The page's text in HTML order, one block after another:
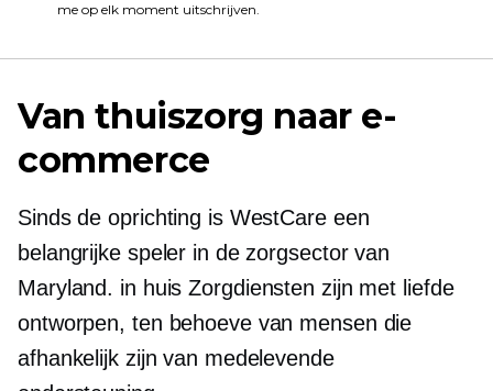
me op elk moment uitschrijven.
Van thuiszorg naar e-
commerce
Sinds de oprichting is WestCare een
belangrijke speler in de zorgsector van
Maryland. in huis Zorgdiensten zijn met liefde
ontworpen, ten behoeve van mensen die
afhankelijk zijn van medelevende